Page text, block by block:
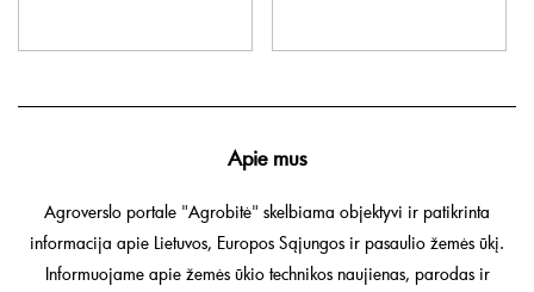
Apie mus
Agroverslo portale "Agrobitė" skelbiama objektyvi ir patikrinta
informacija apie Lietuvos, Europos Sąjungos ir pasaulio žemės ūkį.
Informuojame apie žemės ūkio technikos naujienas, parodas ir